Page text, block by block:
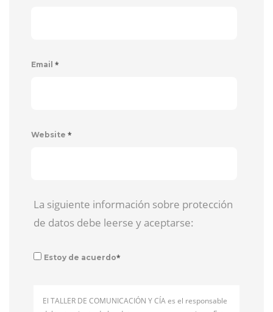
Email *
Website *
La siguiente información sobre protección
de datos debe leerse y aceptarse:
Estoy de acuerdo*
El TALLER DE COMUNICACIÓN Y CÍA es el responsable